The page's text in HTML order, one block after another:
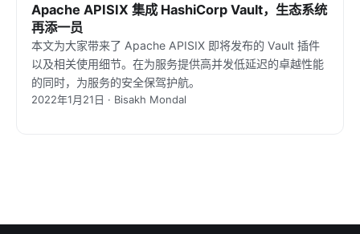
Apache APISIX 集成 HashiCorp Vault，生态系统
再添一员
本文为大家带来了 Apache APISIX 即将发布的 Vault 插件
以及相关使用细节。在为服务提供高并发低延迟的卓越性能
的同时，为服务的安全保驾护航。
2022年1月21日 · Bisakh Mondal